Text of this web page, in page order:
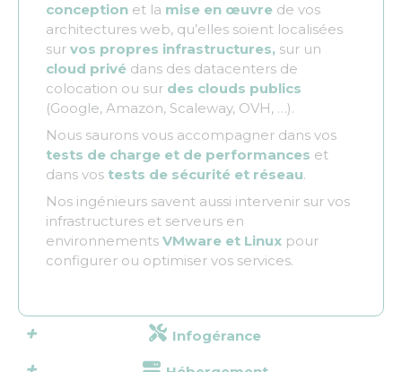
conception et la mise en œuvre de vos
architectures web, qu’elles soient localisées
sur vos propres infrastructures, sur un
cloud privé dans des datacenters de
colocation ou sur des clouds publics
(Google, Amazon, Scaleway, OVH, …).
Nous saurons vous accompagner dans vos
tests de charge et de performances et
dans vos tests de sécurité et réseau.
Nos ingénieurs savent aussi intervenir sur vos
infrastructures et serveurs en
environnements VMware et Linux pour
configurer ou optimiser vos services.
Infogérance